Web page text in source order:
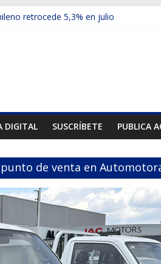
retrocede 5,3% en julio
recién estrenada Bolden en la Expo
en lanzar la nueva Maxus T70
DIGITAL SUSCRÍBETE PUBLICA
de venta en